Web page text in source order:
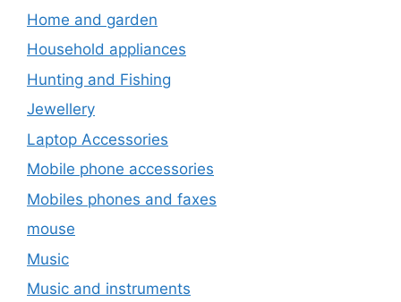
Home and garden
Household appliances
Hunting and Fishing
Jewellery
Laptop Accessories
Mobile phone accessories
Mobiles phones and faxes
mouse
Music
Music and instruments